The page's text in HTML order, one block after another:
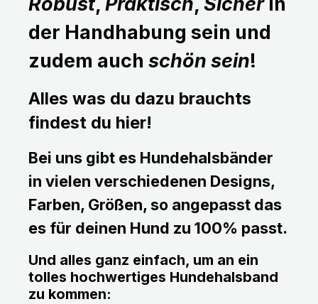
der Handhabung sein und
zudem auch schön sein!
Alles was du dazu brauchts
findest du hier!
Bei uns gibt es Hundehalsbänder
in vielen verschiedenen Designs,
Farben, Größen, so angepasst das
es für deinen Hund zu 100% passt.
Und alles ganz einfach, um an ein
tolles hochwertiges Hundehalsband
zu kommen: